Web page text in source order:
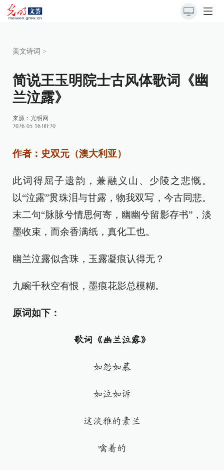
美文诗词 >
简说王玉明院士古风体歌词《幽
兰泣露》
来源： 光明网
2026-05-16 08:20
作者：史双元（澳大利亚）
此词得屈子遗韵，兼融义山、少陵之悲慨。
以“泣露”贯珠泪与甘露，物我双写，今古同悲。
末二句“脉脉兮情思何寄，幽幽兮留影存书”，淡
墨收束，而余香满纸，真化工也。
幽兰泣露似含珠，玉露凝痕认得无？
九畹千秋空有恨，墨痕花影总模糊。
原词如下：
歌词《幽兰泣露》
如怨如慕
如泣如诉
这淡雅的素兰
噙着的